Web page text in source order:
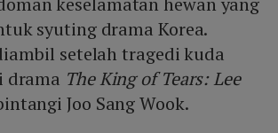
syuting drama Korea.
setelah tragedi kuda
drama The King of Tears: Lee
Joo Sang Wook.